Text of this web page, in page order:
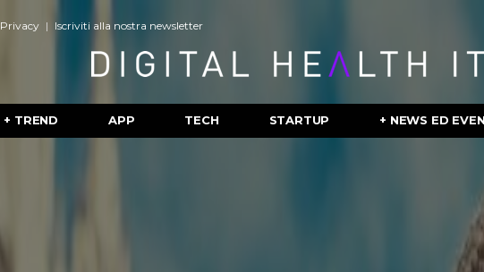
Privacy Iscriviti alla nostra newsletter
+ TREND APP TECH STARTUP + NEWS ED